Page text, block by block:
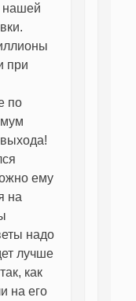
нашей
при
по
ему
на
надо
лучше
как
на его